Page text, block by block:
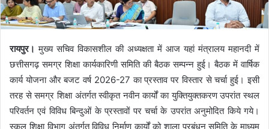
रायपुर। मुख्य सचिव विकासशील की अध्यक्षता में आज यहां मंत्रालय महानदी में
छत्तीसगढ़ समग्र शिक्षा कार्यकारिणी समिति की बैठक सम्पन्न हुई। बैठक में वार्षिक
कार्य योजना और बजट वर्ष 2026-27 का प्रस्ताव पर विस्तार से चर्चा हुई। इसी
तरह से समग्र शिक्षा अंतर्गत स्वीकृत नवीन कार्यों का युक्तियुक्तकरण उपरांत स्थल
परिवर्तन एवं विविध बिन्दुओं के प्रस्तावों पर चर्चा के उपरांत अनुमोदित किये गये।
स्कूल शिक्षा विभाग अंतर्गत विविध निर्माण कार्यों को शाला प्रबंधन समिति के माध्यम